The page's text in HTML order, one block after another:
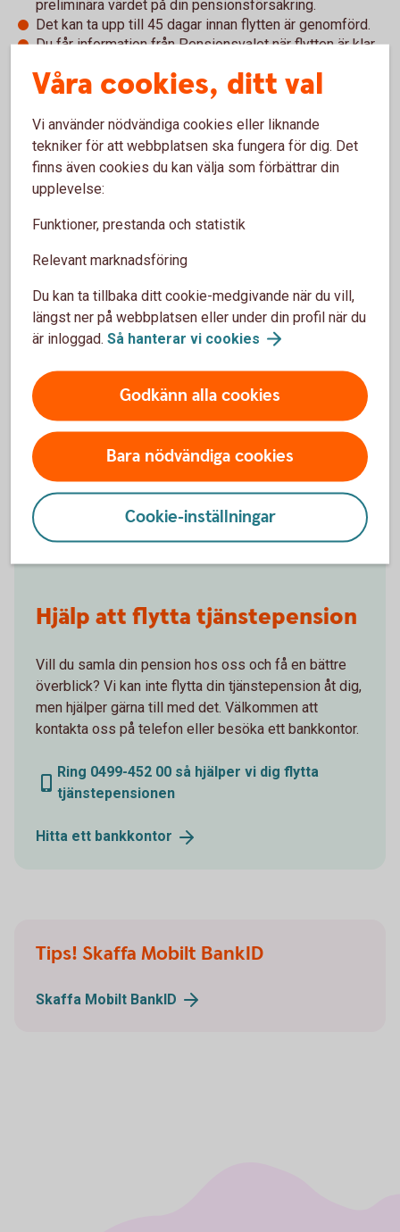
preliminära värdet på din pensionsförsäkring.
Det kan ta upp till 45 dagar innan flytten är genomförd.
Du får information från Pensionsvalet när flytten är klar.
Utan e-legitimation
Du som inte har e-legitimation kan för närvarande inte
flytta intjänat pensionskapital eller göra omval för nya
premier.
Undantag:
befintligt kapital.
Swedbanks entrélösning inom KAP-KL och AKAP-KR
(pdf)
Hjälp att flytta tjänstepension
Vill du samla din pension hos oss och få en bättre
överblick? Vi kan inte flytta din tjänstepension åt dig,
men hjälper gärna till med det. Välkommen att
kontakta oss på telefon eller besöka ett bankkontor.
Ring 0499-452 00 så hjälper vi dig flytta
tjänstepensionen
Hitta ett bankkontor
Få hjälp med
flytt av pension
Tips! Skaffa Mobilt BankID
Skaffa Mobilt BankID
Våra cookies, ditt val
Vi använder nödvändiga cookies eller liknande
tekniker för att webbplatsen ska fungera för dig. Det
finns även cookies du kan välja som förbättrar din
upplevelse:
Funktioner, prestanda och statistik
Relevant marknadsföring
Du kan ta tillbaka ditt cookie-medgivande när du vill,
längst ner på webbplatsen eller under din profil när du
är inloggad. Så hanterar vi cookies
Godkänn alla cookies
Bara nödvändiga cookies
Cookie-inställningar